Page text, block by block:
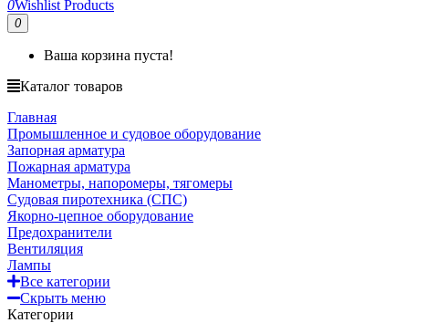
0Wishlist Products
0
Ваша корзина пуста!
Каталог товаров
Главная
Промышленное и судовое оборудование
Запорная арматура
Пожарная арматура
Манометры, напоромеры, тягомеры
Судовая пиротехника (СПС)
Якорно-цепное оборудование
Предохранители
Вентиляция
Лампы
Все категории
Скрыть меню
Категории